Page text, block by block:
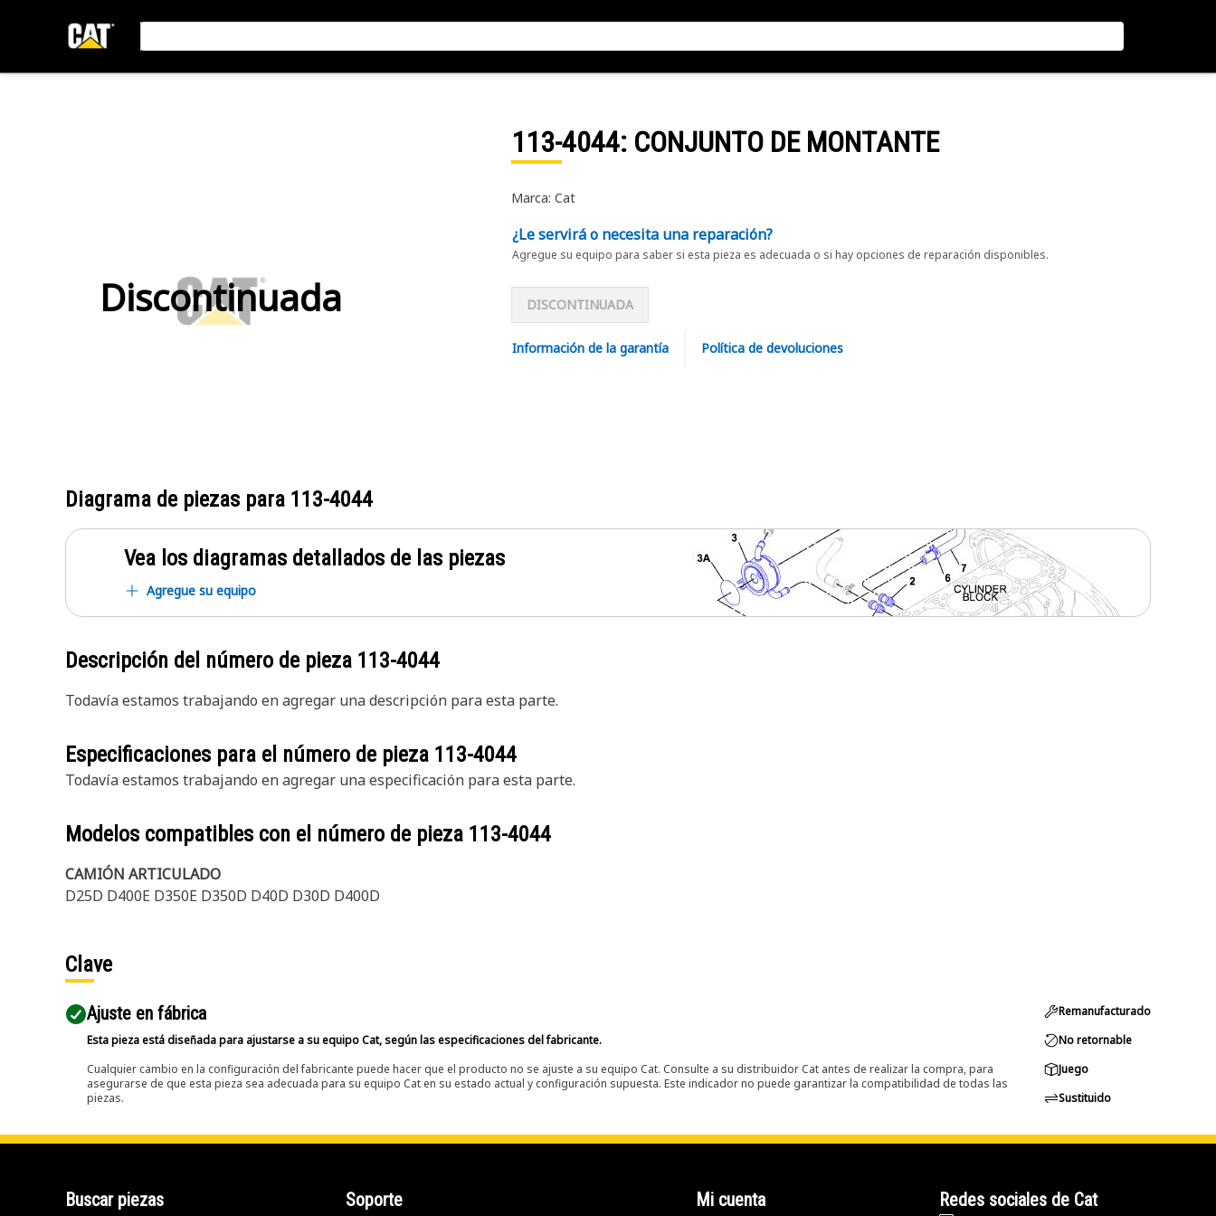
Discontinuada
113-4044: CONJUNTO DE MONTANTE
Marca: Cat
¿Le servirá o necesita una reparación?
Agregue su equipo para saber si esta pieza es adecuada o si hay opciones de reparación disponibles.
DISCONTINUADA
Información de la garantía Política de devoluciones
Diagrama de piezas para 113-4044
Vea los diagramas detallados de las piezas
Agregue su equipo
Descripción del número de pieza 113-4044
Todavía estamos trabajando en agregar una descripción para esta parte.
Especificaciones para el número de pieza 113-4044
Todavía estamos trabajando en agregar una especificación para esta parte.
Modelos compatibles con el número de pieza 113-4044
CAMIÓN ARTICULADO
D25D D400E D350E D350D D40D D30D D400D
Clave
Ajuste en fábrica
Esta pieza está diseñada para ajustarse a su equipo Cat, según las especificaciones del fabricante.
Cualquier cambio en la configuración del fabricante puede hacer que el producto no se ajuste a su equipo Cat. Consulte a su distribuidor Cat antes de realizar la compra, para
asegurarse de que esta pieza sea adecuada para su equipo Cat en su estado actual y configuración supuesta. Este indicador no puede garantizar la compatibilidad de todas las
piezas.
Remanufacturado
No retornable
Juego
Sustituido
Buscar piezas Soporte Mi cuenta Redes sociales de Cat